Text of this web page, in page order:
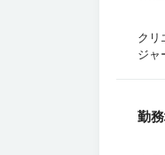
クリ
ジャ
勤